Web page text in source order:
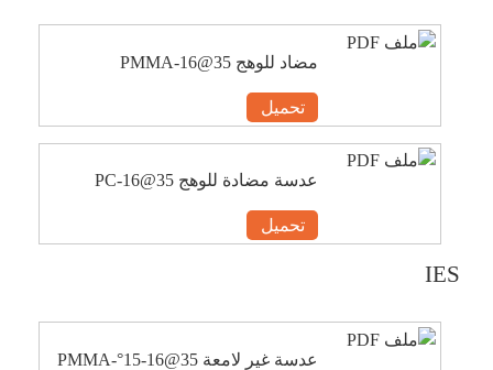
مضاد للوهج 35@16-PMMA
تحميل
عدسة مضادة للوهج 35@16-PC
تحميل
IES
عدسة غير لامعة 35@16-15°-PMMA